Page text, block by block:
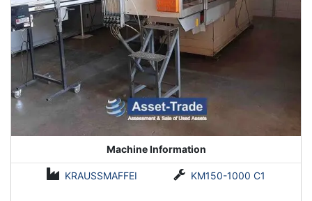
Machine Information
KRAUSSMAFFEI KM150-1000 C1